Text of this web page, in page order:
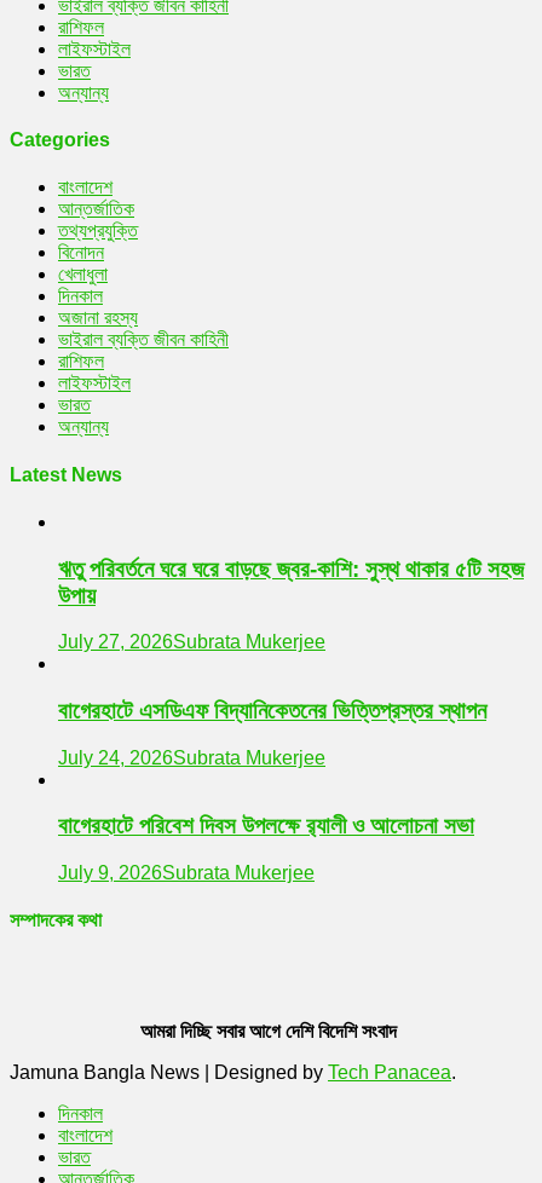
ভাইরাল ব্যক্তি জীবন কাহিনী
রাশিফল
লাইফস্টাইল
ভারত
অন্যান্য
Categories
বাংলাদেশ
আন্তর্জাতিক
তথ্যপ্রযুক্তি
বিনোদন
খেলাধুলা
দিনকাল
অজানা রহস্য
ভাইরাল ব্যক্তি জীবন কাহিনী
রাশিফল
লাইফস্টাইল
ভারত
অন্যান্য
Latest News
ঋতু পরিবর্তনে ঘরে ঘরে বাড়ছে জ্বর-কাশি: সুস্থ থাকার ৫টি সহজ
উপায়
July 27, 2026Subrata Mukerjee
বাগেরহাটে এসডিএফ বিদ্যানিকেতনের ভিত্তিপ্রস্তর স্থাপন
July 24, 2026Subrata Mukerjee
বাগেরহাটে পরিবেশ দিবস উপলক্ষে র‌্যালী ও আলোচনা সভা
July 9, 2026Subrata Mukerjee
সম্পাদকের কথা
আমরা দিচ্ছি সবার আগে দেশি বিদেশি সংবাদ
Jamuna Bangla News
Designed by Tech Panacea.
দিনকাল
বাংলাদেশ
ভারত
আন্তর্জাতিক